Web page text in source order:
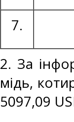
7.
2. За
мідь,
5097,09